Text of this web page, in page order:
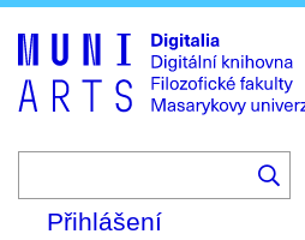
to
main
Přihlášení